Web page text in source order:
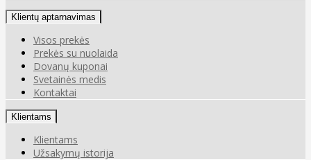
Klientų aptarnavimas
Visos prekės
Prekės su nuolaida
Dovanų kuponai
Svetainės medis
Kontaktai
Klientams
Klientams
Užsakymų istorija